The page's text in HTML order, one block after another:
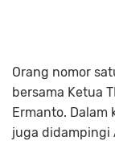
Orang nomor
bersama Ketua
Ermanto.
juga didampingi